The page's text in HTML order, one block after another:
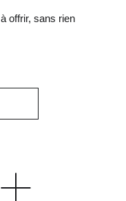
offrir, sans rien